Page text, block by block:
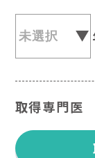
取得専門医